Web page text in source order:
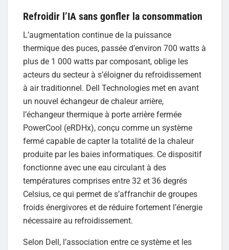
Refroidir l’IA sans gonfler la consommation
L’augmentation continue de la puissance
thermique des puces, passée d’environ 700 watts à
plus de 1 000 watts par composant, oblige les
acteurs du secteur à s’éloigner du refroidissement
à air traditionnel. Dell Technologies met en avant
un nouvel échangeur de chaleur arrière,
l’échangeur thermique à porte arrière fermée
PowerCool (eRDHx), conçu comme un système
fermé capable de capter la totalité de la chaleur
produite par les baies informatiques. Ce dispositif
fonctionne avec une eau circulant à des
températures comprises entre 32 et 36 degrés
Celsius, ce qui permet de s’affranchir de groupes
froids énergivores et de réduire fortement l’énergie
nécessaire au refroidissement.
Selon Dell, l’association entre ce système et les